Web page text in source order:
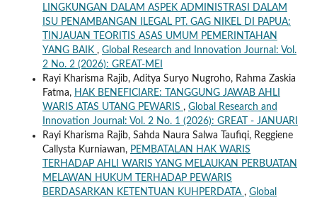
LINGKUNGAN DALAM ASPEK ADMINISTRASI DALAM
ISU PENAMBANGAN ILEGAL PT. GAG NIKEL DI PAPUA:
TINJAUAN TEORITIS ASAS UMUM PEMERINTAHAN
YANG BAIK , Global Research and Innovation Journal: Vol.
2 No. 2 (2026): GREAT-MEI
Rayi Kharisma Rajib, Aditya Suryo Nugroho, Rahma Zaskia
Fatma, HAK BENEFICIARE: TANGGUNG JAWAB AHLI
WARIS ATAS UTANG PEWARIS , Global Research and
Innovation Journal: Vol. 2 No. 1 (2026): GREAT - JANUARI
Rayi Kharisma Rajib, Sahda Naura Salwa Taufiqi, Reggiene
Callysta Kurniawan, PEMBATALAN HAK WARIS
TERHADAP AHLI WARIS YANG MELAUKAN PERBUATAN
MELAWAN HUKUM TERHADAP PEWARIS
BERDASARKAN KETENTUAN KUHPERDATA , Global